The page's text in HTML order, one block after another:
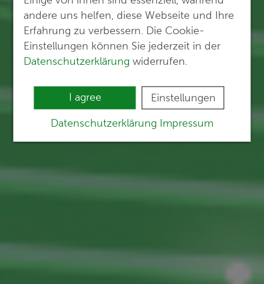
andere uns helfen, diese Webseite und Ihre
Erfahrung zu verbessern. Die Cookie-
Einstellungen können Sie jederzeit in der
Datenschutzerklärung widerrufen.
I agree Einstellungen
Datenschutzerklärung Impressum
You see tasks. We see the
solutions.